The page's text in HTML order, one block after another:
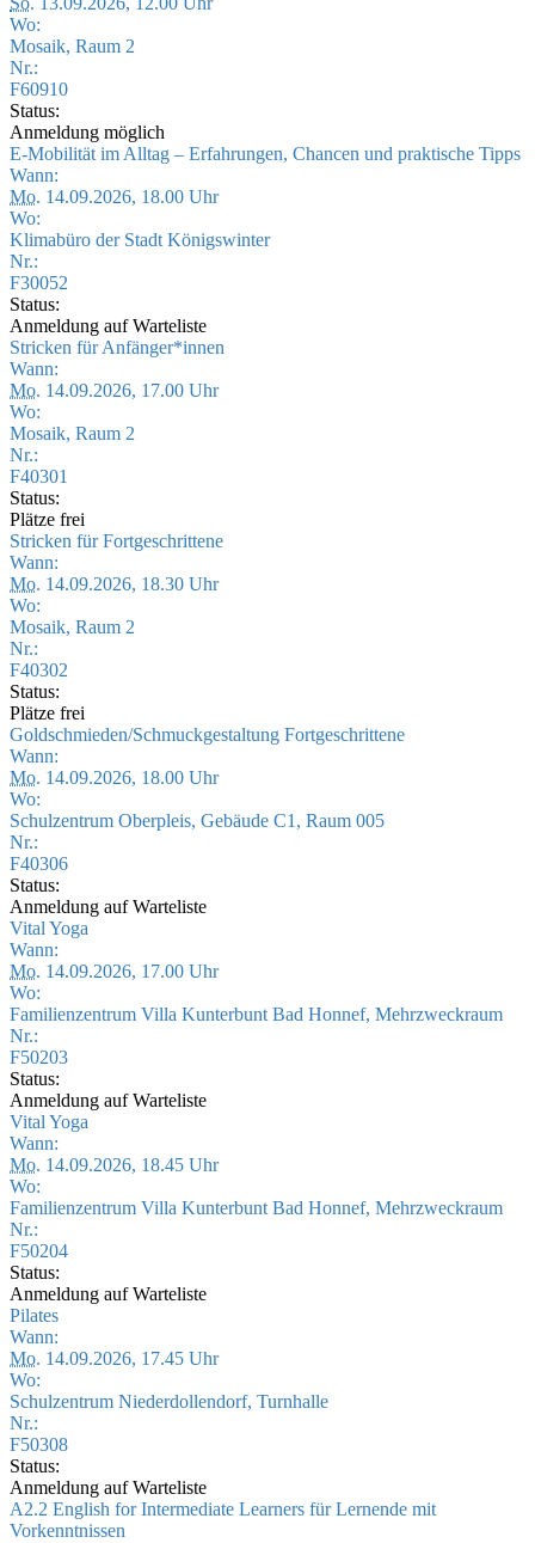
Wo:
Mosaik, Raum 2
Nr.:
F60910
Status:
Anmeldung möglich
E-Mobilität im Alltag – Erfahrungen, Chancen und praktische Tipps
Wann:
Mo. 14.09.2026, 18.00 Uhr
Wo:
Klimabüro der Stadt Königswinter
Nr.:
F30052
Status:
Anmeldung auf Warteliste
Stricken für Anfänger*innen
Wann:
Mo. 14.09.2026, 17.00 Uhr
Wo:
Mosaik, Raum 2
Nr.:
F40301
Status:
Plätze frei
Stricken für Fortgeschrittene
Wann:
Mo. 14.09.2026, 18.30 Uhr
Wo:
Mosaik, Raum 2
Nr.:
F40302
Status:
Plätze frei
Goldschmieden/Schmuckgestaltung Fortgeschrittene
Wann:
Mo. 14.09.2026, 18.00 Uhr
Wo:
Schulzentrum Oberpleis, Gebäude C1, Raum 005
Nr.:
F40306
Status:
Anmeldung auf Warteliste
Vital Yoga
Wann:
Mo. 14.09.2026, 17.00 Uhr
Wo:
Familienzentrum Villa Kunterbunt Bad Honnef, Mehrzweckraum
Nr.:
F50203
Status:
Anmeldung auf Warteliste
Vital Yoga
Wann:
Mo. 14.09.2026, 18.45 Uhr
Wo:
Familienzentrum Villa Kunterbunt Bad Honnef, Mehrzweckraum
Nr.:
F50204
Status:
Anmeldung auf Warteliste
Pilates
Wann:
Mo. 14.09.2026, 17.45 Uhr
Wo:
Schulzentrum Niederdollendorf, Turnhalle
Nr.:
F50308
Status:
Anmeldung auf Warteliste
A2.2 English for Intermediate Learners für Lernende mit
Vorkenntnissen